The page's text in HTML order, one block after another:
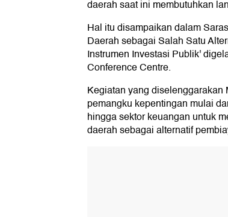
daerah saat ini membutuhkan
Hal itu disampaikan dalam
Daerah sebagai Salah Satu
Instrumen Investasi Publik'
Conference Centre.
Kegiatan yang
pemangku kepentingan mulai
hingga sektor keuangan untuk
daerah sebagai alternatif